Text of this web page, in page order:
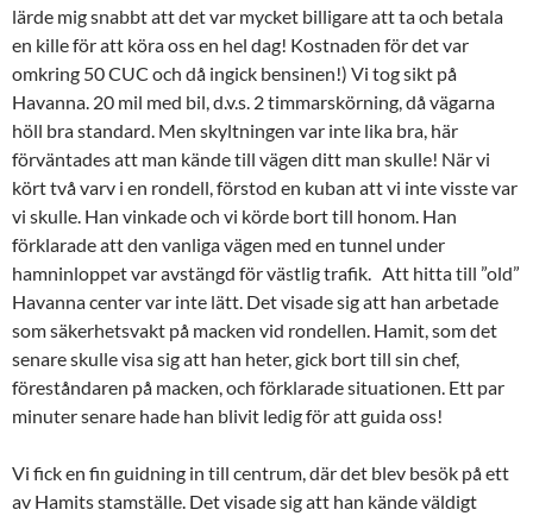
lärde mig snabbt att det var mycket billigare att ta och betala
en kille för att köra oss en hel dag! Kostnaden för det var
omkring 50 CUC och då ingick bensinen!) Vi tog sikt på
Havanna. 20 mil med bil, d.v.s. 2 timmarskörning, då vägarna
höll bra standard. Men skyltningen var inte lika bra, här
förväntades att man kände till vägen ditt man skulle! När vi
kört två varv i en rondell, förstod en kuban att vi inte visste var
vi skulle. Han vinkade och vi körde bort till honom. Han
förklarade att den vanliga vägen med en tunnel under
hamninloppet var avstängd för västlig trafik. Att hitta till ”old”
Havanna center var inte lätt. Det visade sig att han arbetade
som säkerhetsvakt på macken vid rondellen. Hamit, som det
senare skulle visa sig att han heter, gick bort till sin chef,
föreståndaren på macken, och förklarade situationen. Ett par
minuter senare hade han blivit ledig för att guida oss!
Vi fick en fin guidning in till centrum, där det blev besök på ett
av Hamits stamställe. Det visade sig att han kände väldigt